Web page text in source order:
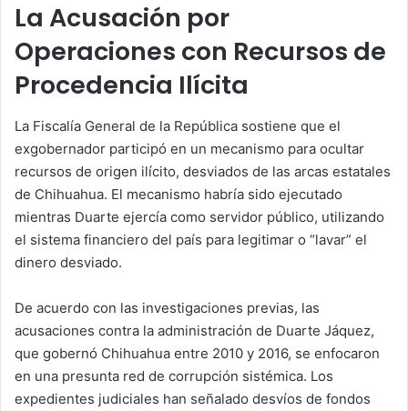
La Acusación por
Operaciones con Recursos de
Procedencia Ilícita
La Fiscalía General de la República sostiene que el
exgobernador participó en un mecanismo para ocultar
recursos de origen ilícito, desviados de las arcas estatales
de Chihuahua. El mecanismo habría sido ejecutado
mientras Duarte ejercía como servidor público, utilizando
el sistema financiero del país para legitimar o “lavar” el
dinero desviado.
De acuerdo con las investigaciones previas, las
acusaciones contra la administración de Duarte Jáquez,
que gobernó Chihuahua entre 2010 y 2016, se enfocaron
en una presunta red de corrupción sistémica. Los
expedientes judiciales han señalado desvíos de fondos